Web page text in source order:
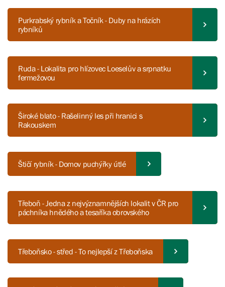
Purkrabský rybník a Točník - Duby na hrázích
rybníků
Ruda - Lokalita pro hlízovec Loeselův a srpnatku
fermežovou
Široké blato - Rašelinný les při hranici s
Rakouskem
Štičí rybník - Domov puchýřky útlé
Třeboň - Jedna z nejvýznamnějších lokalit v ČR pro
páchníka hnědého a tesaříka obrovského
Třeboňsko - střed - To nejlepší z Třeboňska